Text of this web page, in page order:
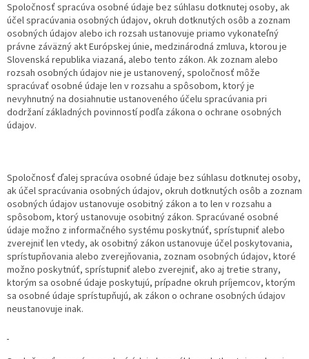
Spoločnosť spracúva osobné údaje bez súhlasu dotknutej osoby, ak
účel spracúvania osobných údajov, okruh dotknutých osôb a zoznam
osobných údajov alebo ich rozsah ustanovuje priamo vykonateľný
právne záväzný akt Európskej únie, medzinárodná zmluva, ktorou je
Slovenská republika viazaná, alebo tento zákon. Ak zoznam alebo
rozsah osobných údajov nie je ustanovený, spoločnosť môže
spracúvať osobné údaje len v rozsahu a spôsobom, ktorý je
nevyhnutný na dosiahnutie ustanoveného účelu spracúvania pri
dodržaní základných povinností podľa zákona o ochrane osobných
údajov.
Spoločnosť ďalej spracúva osobné údaje bez súhlasu dotknutej osoby,
ak účel spracúvania osobných údajov, okruh dotknutých osôb a zoznam
osobných údajov ustanovuje osobitný zákon a to len v rozsahu a
spôsobom, ktorý ustanovuje osobitný zákon. Spracúvané osobné
údaje možno z informačného systému poskytnúť, sprístupniť alebo
zverejniť len vtedy, ak osobitný zákon ustanovuje účel poskytovania,
sprístupňovania alebo zverejňovania, zoznam osobných údajov, ktoré
možno poskytnúť, sprístupniť alebo zverejniť, ako aj tretie strany,
ktorým sa osobné údaje poskytujú, prípadne okruh príjemcov, ktorým
sa osobné údaje sprístupňujú, ak zákon o ochrane osobných údajov
neustanovuje inak.